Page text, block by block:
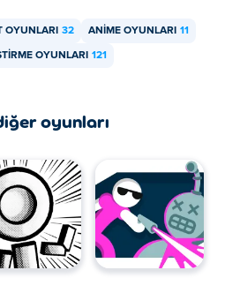
OYUNLARI 32 ANIME OYUNLARI 11
OYUNLARI 121
oyunları